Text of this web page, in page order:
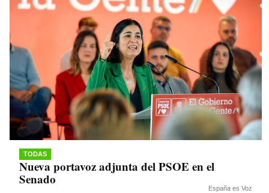
TODAS
Nueva portavoz adjunta del PSOE en el
Senado
España es Voz